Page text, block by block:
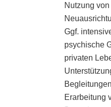
Nutzung
Ggf.
psychische
privaten
Begleitungen
Erarbeitung